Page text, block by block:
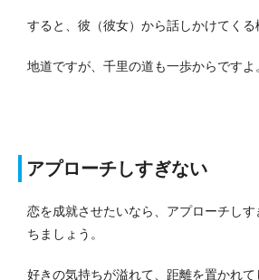
すると、彼（彼女）から話しかけてくる
地道ですが、千里の道も一歩からですよ
アプローチしすぎない
恋を成就させたいなら、アプローチし
ちましょう。
好きの気持ちが溢れて、距離を置かれ